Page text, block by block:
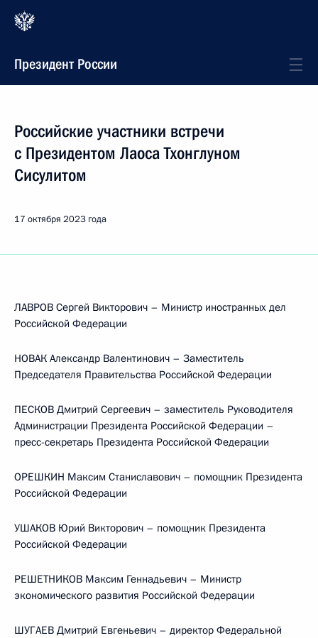
Президент России
Российские участники встречи
с Президентом Лаоса Тхонглуном
Сисулитом
17 октября 2023 года
ЛАВРОВ Сергей Викторович – Министр иностранных дел
Российской Федерации
НОВАК Александр Валентинович – Заместитель
Председателя Правительства Российской Федерации
ПЕСКОВ Дмитрий Сергеевич – заместитель Руководителя
Администрации Президента Российской Федерации –
пресс-секретарь Президента Российской Федерации
ОРЕШКИН Максим Станиславович – помощник Президента
Российской Федерации
УШАКОВ Юрий Викторович – помощник Президента
Российской Федерации
РЕШЕТНИКОВ Максим Геннадьевич – Министр
экономического развития Российской Федерации
ШУГАЕВ Дмитрий Евгеньевич – директор Федеральной